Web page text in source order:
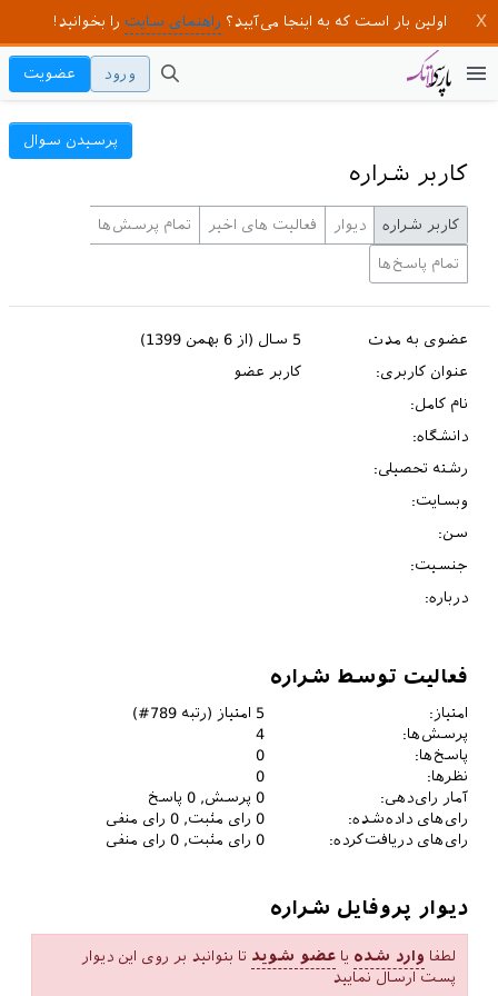
اولین بار است که به اینجا می‌آیید؟ راهنمای سایت را بخوانید!
ورود عضویت
کاربر شراره
پرسیدن سوال
کاربر شراره دیوار فعالیت های اخیر تمام پرسش‌ها
تمام پاسخ‌ها
عضوی به مدت
5 سال (از 6 بهمن 1399)
عنوان کاربری:
کاربر عضو
نام کامل:
دانشگاه:
رشته تحصیلی:
وبسایت:
سن:
جنسیت:
درباره:
فعالیت توسط شراره
امتیاز: 5 امتیاز (رتبه789
#)
پرسش‌ها:
4
پاسخ‌ها:
0
نظرها:
0
آمار رای‌دهی:
0 پرسش,0 پاسخ
رای‌های داده‌شده:
0 رای مثبت,0 رای منفی
رای‌های دریافت‌کرده:
0 رای مثبت,0 رای منفی
دیوار پروفایل شراره
لطفا وارد شده یاعضو شوید تا بتوانید بر روی این دیوار
پست ارسال نمایید